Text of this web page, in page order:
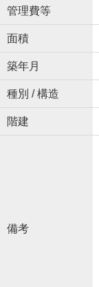
管理費等
面積
築年月
種別 / 構造
階建
備考